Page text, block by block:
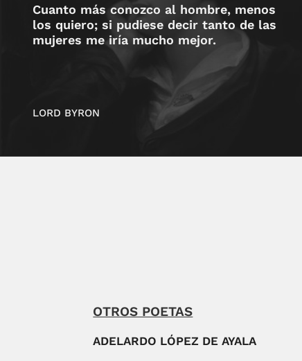
Cuanto más conozco al hombre, menos
los quiero; si pudiese decir tanto de las
mujeres me iría mucho mejor.
LORD BYRON
OTROS POETAS
ADELARDO LÓPEZ DE AYALA